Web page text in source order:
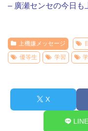
– 廣瀬センセの今日も
上機嫌メッセージ
優等生
学習
X
LINE